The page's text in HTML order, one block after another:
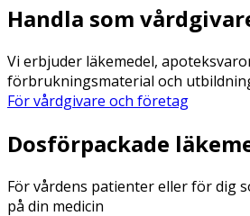
Handla som
Vi erbjuder läkemedel,
förbrukningsmaterial och
För vårdgivare och företag
Dosförpackade
För vårdens patienter eller för dig
på din medicin